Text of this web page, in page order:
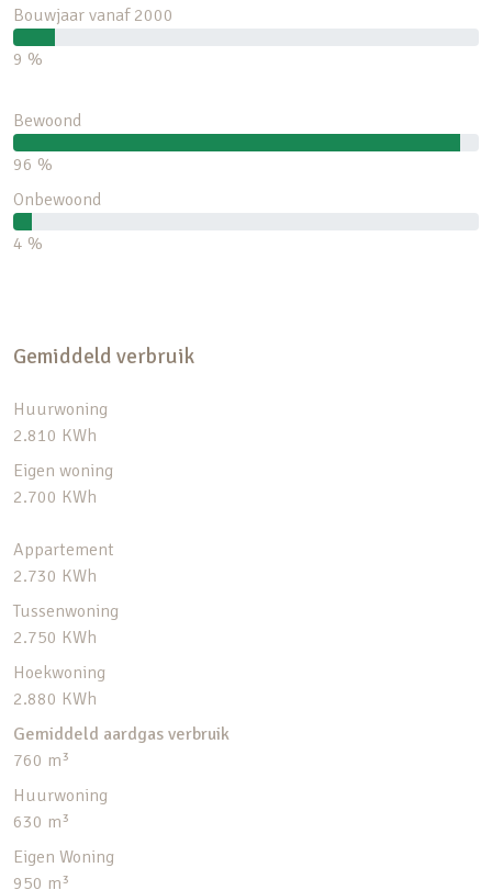
Bouwjaar vanaf 2000
9 %
Bewoond
96 %
Onbewoond
4 %
Gemiddeld verbruik
Huurwoning
2.810 KWh
Eigen woning
2.700 KWh
Appartement
2.730 KWh
Tussenwoning
2.750 KWh
Hoekwoning
2.880 KWh
Gemiddeld aardgas verbruik
760 m³
Huurwoning
630 m³
Eigen Woning
950 m³